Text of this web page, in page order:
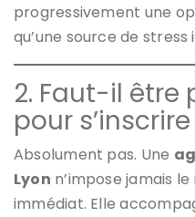
progressivement une
qu’une source de
2. Faut-il être
pour s’inscrire
Absolument pas. Une
Lyon n’impose jamais
immédiat. Elle